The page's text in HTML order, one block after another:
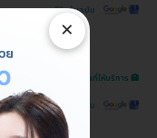
ดูรีวิวต้นฉบับ
รีวิวสถานที่ให้บริการ 🏥
ดูรีวิวต้นฉบับ
×